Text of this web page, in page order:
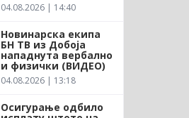
04.08.2026 | 14:40
Новинарска екипа
БН ТВ из Добоја
нападнута вербално
и физички (ВИДЕО)
04.08.2026 | 13:18
Осигурање одбило